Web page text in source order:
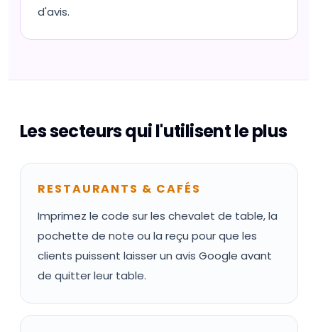
d'avis.
Les secteurs qui l'utilisent le plus
RESTAURANTS & CAFÉS
Imprimez le code sur les chevalet de table, la
pochette de note ou la reçu pour que les
clients puissent laisser un avis Google avant
de quitter leur table.